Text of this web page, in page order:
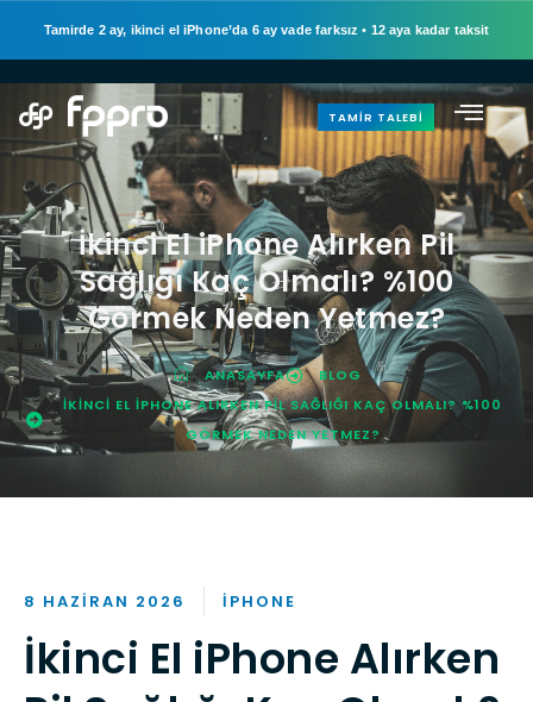
Tamirde 2 ay, ikinci el iPhone’da 6 ay vade farksız • 12 aya kadar taksit
TAMIR TALEBI
İkinci El iPhone Alırken Pil
Sağlığı Kaç Olmalı? %100
Görmek Neden Yetmez?
ANASAYFA
BLOG
İKINCI EL IPHONE ALIRKEN PIL SAĞLIĞI KAÇ OLMALI? %100
GÖRMEK NEDEN YETMEZ?
8 HAZIRAN 2026 IPHONE
İkinci El iPhone Alırken